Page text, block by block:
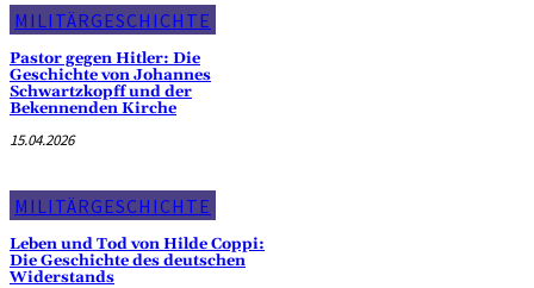
MILITÄRGESCHICHTE
Pastor gegen Hitler: Die
Geschichte von Johannes
Schwartzkopff und der
Bekennenden Kirche
15.04.2026
MILITÄRGESCHICHTE
Leben und Tod von Hilde Coppi:
Die Geschichte des deutschen
Widerstands